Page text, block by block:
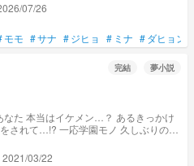
07/26
モモ #サナ #ジヒョ # ミナ #ダヒョン
完結 夢小説
きっかけ
園モノ 久しぶりの復
ーリー構成ガバガバです
2021/03/22